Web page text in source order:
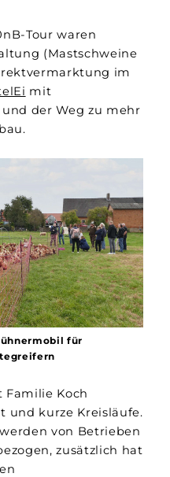
Tour waren
(Mastschweine
im
mit
der Weg zu mehr
für
Koch
und kurze Kreisläufe.
von Betrieben
zusätzlich hat